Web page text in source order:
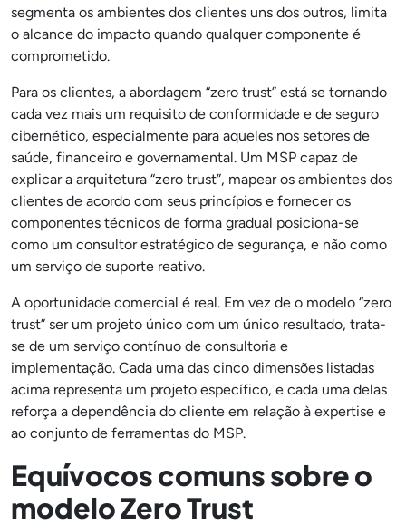
segmenta os ambientes dos clientes uns dos outros, limita
o alcance do impacto quando qualquer componente é
comprometido.
Para os clientes, a abordagem “zero trust” está se tornando
cada vez mais um requisito de conformidade e de seguro
cibernético, especialmente para aqueles nos setores de
saúde, financeiro e governamental. Um MSP capaz de
explicar a arquitetura “zero trust”, mapear os ambientes dos
clientes de acordo com seus princípios e fornecer os
componentes técnicos de forma gradual posiciona-se
como um consultor estratégico de segurança, e não como
um serviço de suporte reativo.
A oportunidade comercial é real. Em vez de o modelo “zero
trust” ser um projeto único com um único resultado, trata-
se de um serviço contínuo de consultoria e
implementação. Cada uma das cinco dimensões listadas
acima representa um projeto específico, e cada uma delas
reforça a dependência do cliente em relação à expertise e
ao conjunto de ferramentas do MSP.
Equívocos comuns sobre o
modelo Zero Trust